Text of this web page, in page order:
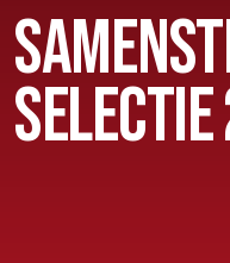
Senioren
Clubinfo